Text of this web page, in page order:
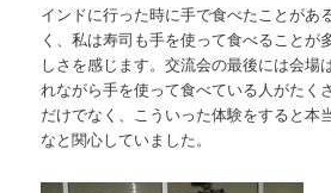
インドに行った時に手で食べたことがあ
く、私は寿司も手を使って食べることが
しさを感じます。交流会の最後には会場
れながら手を使って食べている人がたく
だけでなく、こういった体験をすると本
なと関心していました。